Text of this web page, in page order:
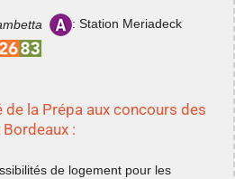
: Station Meriadeck
la Prépa aux concours des
:
de logement pour les